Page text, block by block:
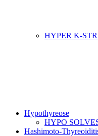
HYPER K-
Hypothyreose
HYPO
Hashimoto-